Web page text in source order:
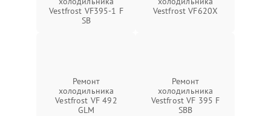
Vestfrost VF395-1 F
SB
Vestfrost VF620X
Ремонт
холодильника
Vestfrost VF 492
GLM
Ремонт
холодильника
Vestfrost VF 395 F
SBB